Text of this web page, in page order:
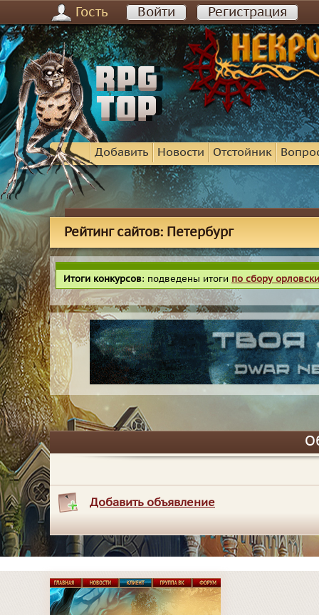
Гость Войти Регистрация
Добавить Новости Отстойник
Рейтинг сайтов: Петербург
Итоги конкурсов: подведены итоги по сбору
Добавить объявление